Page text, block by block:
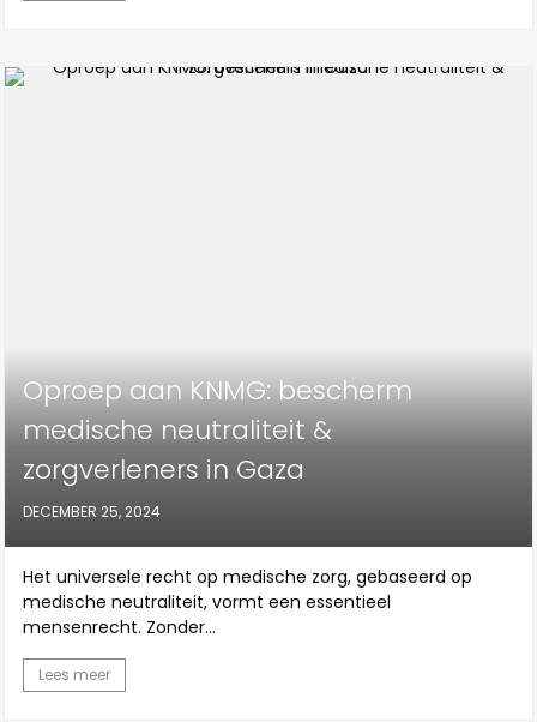
Oproep aan KNMG: bescherm
medische neutraliteit &
zorgverleners in Gaza
DECEMBER 25, 2024
Het universele recht op medische zorg, gebaseerd op
medische neutraliteit, vormt een essentieel
mensenrecht. Zonder...
Lees meer